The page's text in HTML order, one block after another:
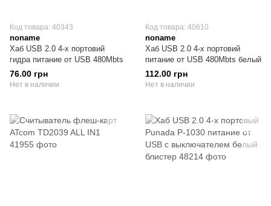
Код товара: 40343
noname
Хаб USB 2.0 4-х портовий
гидра питание от USB 480Mbts
76.00 грн
Нет в наличии
Код товара: 40610
noname
Хаб USB 2.0 4-х портовий
питание от USB 480Mbts белый
112.00 грн
Нет в наличии